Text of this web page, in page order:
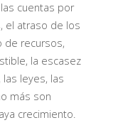
cuentas por
el atraso de los
de recursos,
la escasez
leyes, las
más son
crecimiento.